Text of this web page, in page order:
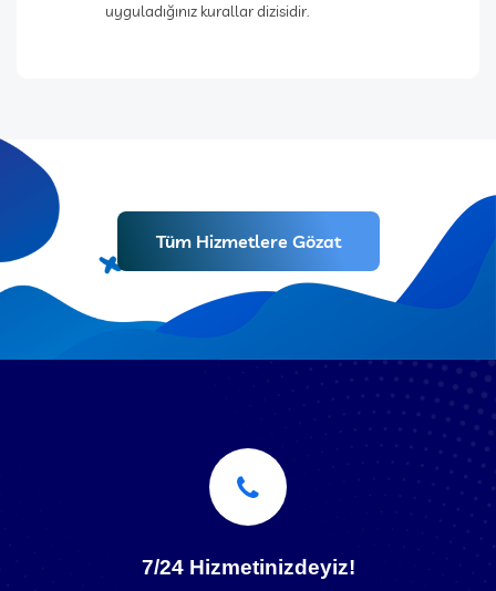
uyguladığınız kurallar dizisidir.
Tüm Hizmetlere Gözat
7/24 Hizmetinizdeyiz!